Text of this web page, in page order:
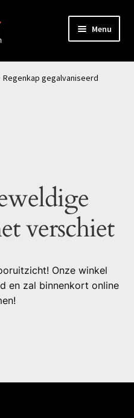
Menu
Regenkap gegalvaniseerd
verschiet
Onze winkel
en zal binnenkort online